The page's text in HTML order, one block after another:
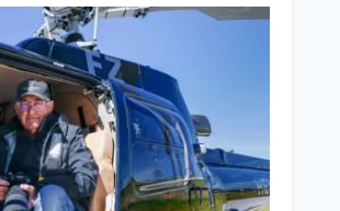
IN
NEAPEL
AN